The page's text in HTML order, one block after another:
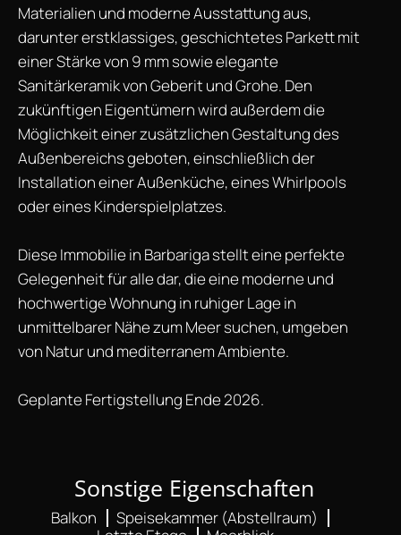
Materialien und moderne Ausstattung aus,
darunter erstklassiges, geschichtetes Parkett mit
einer Stärke von 9 mm sowie elegante
Sanitärkeramik von Geberit und Grohe. Den
zukünftigen Eigentümern wird außerdem die
Möglichkeit einer zusätzlichen Gestaltung des
Außenbereichs geboten, einschließlich der
Installation einer Außenküche, eines Whirlpools
oder eines Kinderspielplatzes.
Diese Immobilie in Barbariga stellt eine perfekte
Gelegenheit für alle dar, die eine moderne und
hochwertige Wohnung in ruhiger Lage in
unmittelbarer Nähe zum Meer suchen, umgeben
von Natur und mediterranem Ambiente.
Geplante Fertigstellung Ende 2026.
Sonstige Eigenschaften
Balkon
Speisekammer (Abstellraum)